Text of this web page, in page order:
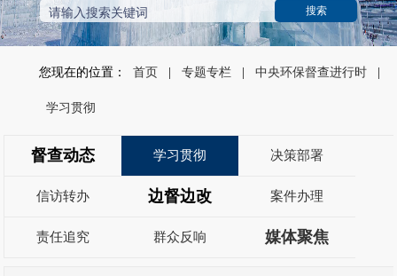
您现在的位置： 首页 专题专栏 中央环保督查进行时
学习贯彻
督查动态 学习贯彻 决策部署
信访转办 边督边改 案件办理
责任追究 群众反响 媒体聚焦